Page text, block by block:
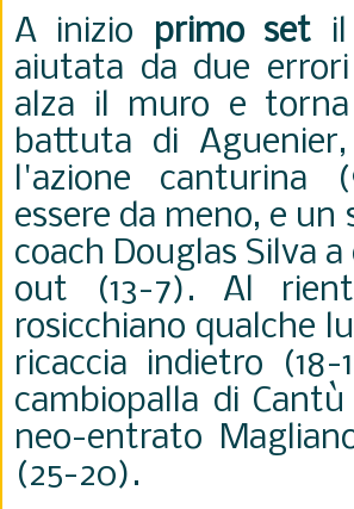
A inizio primo set il
aiutata da due
alza il muro e
battuta di
l'azione canturina
essere da meno, e
coach Douglas Silva
out (13-7). Al
rosicchiano qualche
ricaccia indietro
cambiopalla di
neo-entrato
(25-20).